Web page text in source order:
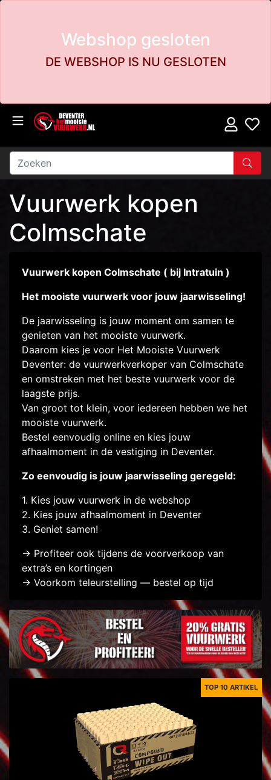
Webshop gesloten
DE WEBSHOP IS NU GESLOTEN
Vuurwerk kopen
Colmschate
Vuurwerk kopen Colmschate ( bij Intratuin )
Het mooiste vuurwerk voor jouw jaarwisseling!
De jaarwisseling is jouw moment om samen te
genieten van het mooiste vuurwerk.
Daarom kies je voor Het Mooiste Vuurwerk
Deventer: de vuurwerkverkoper van Colmschate
en omstreken met het beste vuurwerk voor de
laagste prijs.
Van groot tot klein, voor iedereen hebben we het
mooiste vuurwerk.
Bestel eenvoudig online en kies jouw
afhaalmoment in de vestiging in Deventer.
Zo eenvoudig is jouw jaarwisseling geregeld:
1. Kies jouw vuurwerk in de webshop
2. Kies jouw afhaalmoment in Deventer
3. Geniet samen!
-> Profiteer ook tijdens de voorverkoop van
extra’s en kortingen
-> Voorkom teleurstelling — bestel op tijd
TOP 10 ARTIKEL